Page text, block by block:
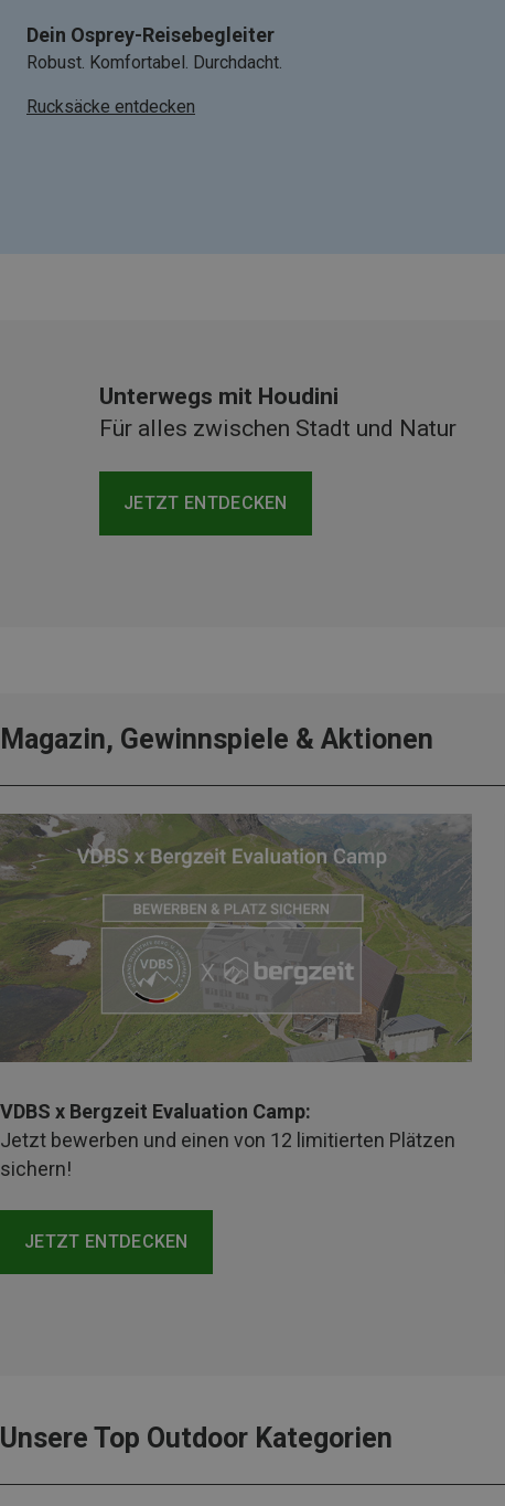
Dein Osprey-Reisebegleiter
Robust. Komfortabel. Durchdacht.
Rucksäcke entdecken
Unterwegs mit Houdini
Für alles zwischen Stadt und Natur
JETZT ENTDECKEN
Magazin, Gewinnspiele & Aktionen
VDBS x Bergzeit Evaluation Camp:
Jetzt bewerben und einen von 12 limitierten Plätzen
sichern!
JETZT ENTDECKEN
Unsere Top Outdoor Kategorien